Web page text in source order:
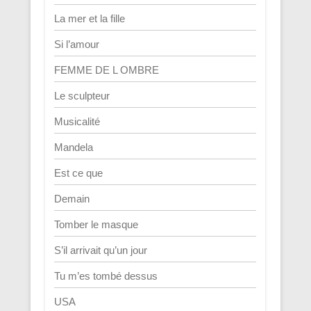
La mer et la fille
Si l’amour
FEMME DE L OMBRE
Le sculpteur
Musicalité
Mandela
Est ce que
Demain
Tomber le masque
S’il arrivait qu’un jour
Tu m’es tombé dessus
USA